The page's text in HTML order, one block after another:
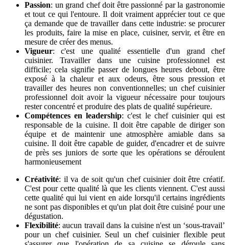
Passion: un grand chef doit être passionné par la gastronomie
et tout ce qui l'entoure. Il doit vraiment apprécier tout ce que
ça demande que de travailler dans cette industrie: se procurer
les produits, faire la mise en place, cuisiner, servir, et être en
mesure de créer des menus.
Vigueur: c'est une qualité essentielle d'un grand chef
cuisinier. Travailler dans une cuisine professionnel est
difficile; cela signifie passer de longues heures debout, être
exposé à la chaleur et aux odeurs, être sous pression et
travailler des heures non conventionnelles; un chef cuisinier
professionnel doit avoir la vigueur nécessaire pour toujours
rester concentré et produire des plats de qualité supérieure.
Compétences en leadership: c'est le chef cuisinier qui est
responsable de la cuisine. Il doit être capable de diriger son
équipe et de maintenir une atmosphère amiable dans sa
cuisine. Il doit être capable de guider, d'encadrer et de suivre
de près ses juniors de sorte que les opérations se déroulent
harmonieusement
Créativité: il va de soit qu'un chef cuisinier doit être créatif.
C'est pour cette qualité là que les clients viennent. C'est aussi
cette qualité qui lui vient en aide lorsqu'il certains ingrédients
ne sont pas disponibles et qu'un plat doit être cuisiné pour une
dégustation.
Flexibilité: aucun travail dans la cuisine n'est un ‘sous-travail’
pour un chef cuisinier. Seul un chef cuisinier flexible peut